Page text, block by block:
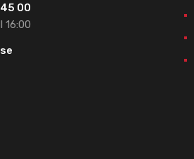
00
16:00